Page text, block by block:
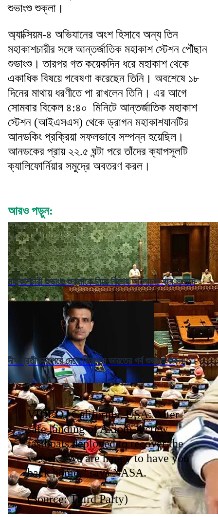
শুভাংশু শুক্লা।
অ‌্যাক্সিয়ম-৪ অভিযানের অংশ হিসাবে অন্য তিন
মহাকাশচারীর সঙ্গে আন্তর্জাতিক মহাকাশ স্টেশন পৌঁছান
শুভাংশু। তারপর গত কয়েকদিন ধরে মহাকাশ থেকে
একাধিক বিষয়ে গবেষণা করেছেন তিনি। অবশেষে ১৮
দিনের মাথায় ধরণীতে পা রাখলেন তিনি। এর আগে
সোমবার বিকেল ৪:৪০ মিনিটে আন্তর্জাতিক মহাকাশ
স্টেশন (আইএসএস) থেকে ড্রাগন মহাকাশযানটির
আনডকিং প্রক্রিয়া সফলভাবে সম্পন্ন হয়েছিল।
আনডকের প্রায় ২২.৫ ঘন্টা পরে তাঁদের ক্যাপসুলটি
ক্যালিফোর্নিয়ার সমুদ্রে অবতরণ করল।
আরও পড়ুন:
মহাকাশচারী শুভাংশু শুক্লাকে নিয়ে বিশেষ আলোচনা হবে সংসদে
দীর্ঘ প্রতীক্ষার পরে দেশে ফিরছেন ভারতের গর্ব শুভাংশু শুক্লা
VIDEO | California, USA: After
safe landing of Axiom-4 crew,
fastboats deployed to recover the
vessel. "We are happy to have you
back home," says NASA.
(Source: Third Party)